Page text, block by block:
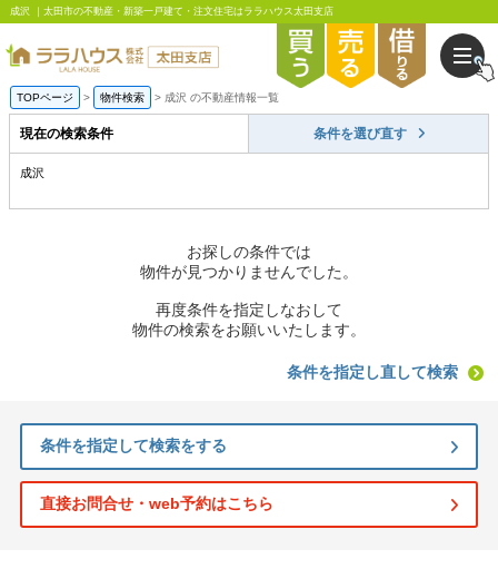
成沢 ｜太田市の不動産・新築一戸建て・注文住宅はララハウス太田支店
TOPページ 物件検索 成沢 の不動産情報一覧
現在の検索条件 条件を選び直す
成沢
お探しの条件では
物件が見つかりませんでした。
再度条件を指定しなおして
物件の検索をお願いいたします。
条件を指定し直して検索
条件を指定して検索をする
直接お問合せ・web予約はこちら